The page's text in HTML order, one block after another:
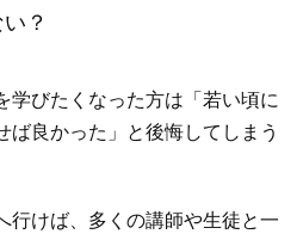
？
学びたくなった方は「若い頃に
ば良かった」と後悔してしまう
行けば、多くの講師や生徒と一